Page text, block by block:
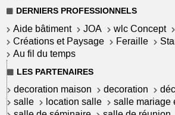
DERNIERS PROFESSIONNELS
Aide bâtiment JOA wlc Concept
Créations et Paysage
Feraille
Au fil du temps
LES PARTENAIRES
decoration maison decoration
salle
location salle
salle mariage